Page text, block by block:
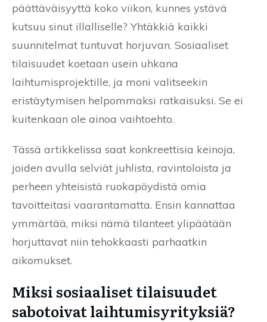
päättäväisyyttä koko viikon, kunnes ystävä
kutsuu sinut illalliselle? Yhtäkkiä kaikki
suunnitelmat tuntuvat horjuvan. Sosiaaliset
tilaisuudet koetaan usein uhkana
laihtumisprojektille, ja moni valitseekin
eristäytymisen helpommaksi ratkaisuksi. Se ei
kuitenkaan ole ainoa vaihtoehto.
Tässä artikkelissa saat konkreettisia keinoja,
joiden avulla selviät juhlista, ravintoloista ja
perheen yhteisistä ruokapöydistä omia
tavoitteitasi vaarantamatta. Ensin kannattaa
ymmärtää, miksi nämä tilanteet ylipäätään
horjuttavat niin tehokkaasti parhaatkin
aikomukset.
Miksi sosiaaliset tilaisuudet
sabotoivat laihtumisyrityksiä?